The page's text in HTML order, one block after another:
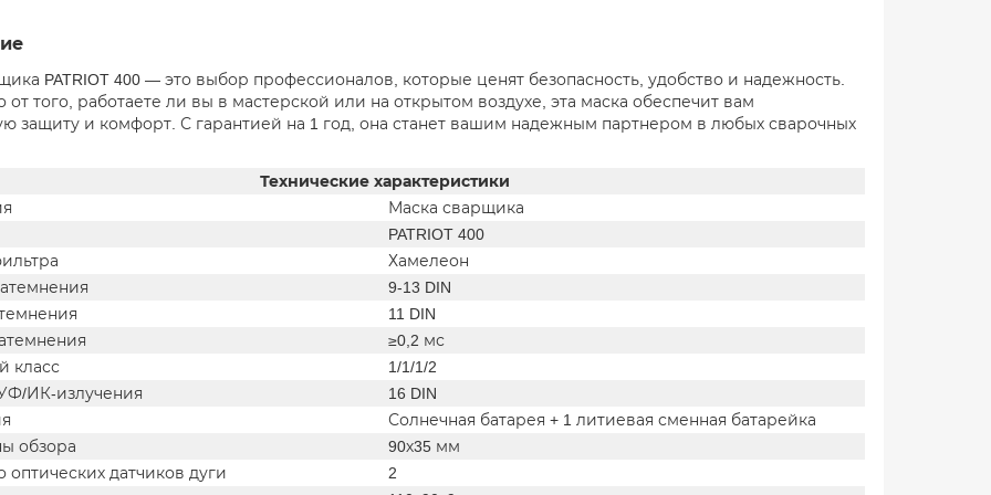
PATRIOT 400 — это выбор профессионалов, которые ценят безопасность, удобство и надежность.
того, работаете ли вы в мастерской или на открытом воздухе, эта маска обеспечит вам
защиту и комфорт. С гарантией на 1 год, она станет вашим надежным партнером в любых сварочных
Технические характеристики
Маска сварщика
PATRIOT 400
Хамелеон
9-13 DIN
11 DIN
≥0,2 мс
класс
1/1/1/2
ИК-излучения
16 DIN
Солнечная батарея + 1 литиевая сменная батарейка
обзора
90х35 мм
оптических датчиков дуги
2